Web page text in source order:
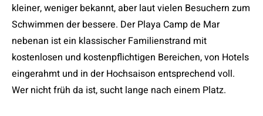
kleiner, weniger bekannt, aber laut vielen Besuchern zum
Schwimmen der bessere. Der Playa Camp de Mar
nebenan ist ein klassischer Familienstrand mit
kostenlosen und kostenpflichtigen Bereichen, von Hotels
eingerahmt und in der Hochsaison entsprechend voll.
Wer nicht früh da ist, sucht lange nach einem Platz.